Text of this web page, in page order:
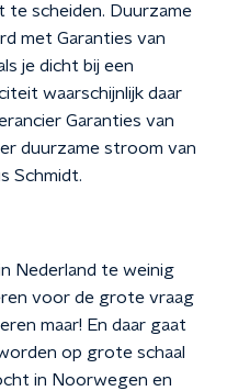
te scheiden. Duurzame
met Garanties van
je dicht bij een
waarschijnlijk daar
Garanties van
duurzame stroom van
Schmidt.
Nederland te weinig
voor de grote vraag
maar! En daar gaat
op grote schaal
in Noorwegen en